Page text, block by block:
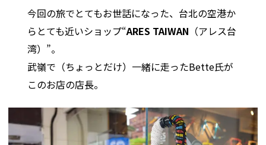
今回の旅でとてもお世話になった、台北の空港か
らとても近いショップ“ARES TAIWAN （アレス台
湾）”。
武嶺で（ちょっとだけ）一緒に走ったBette氏が
このお店の店長。